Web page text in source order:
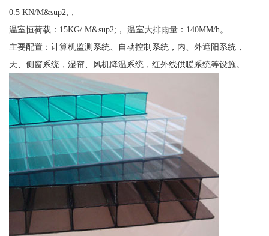
0.5 KN/M&sup2;，
温室恒荷载：15KG/ M&sup2;， 温室大排雨量：140MM/h。
主要配置：计算机监测系统、自动控制系统，内、外遮阳系统，
天、侧窗系统，湿帘、风机降温系统，红外线供暖系统等设施。